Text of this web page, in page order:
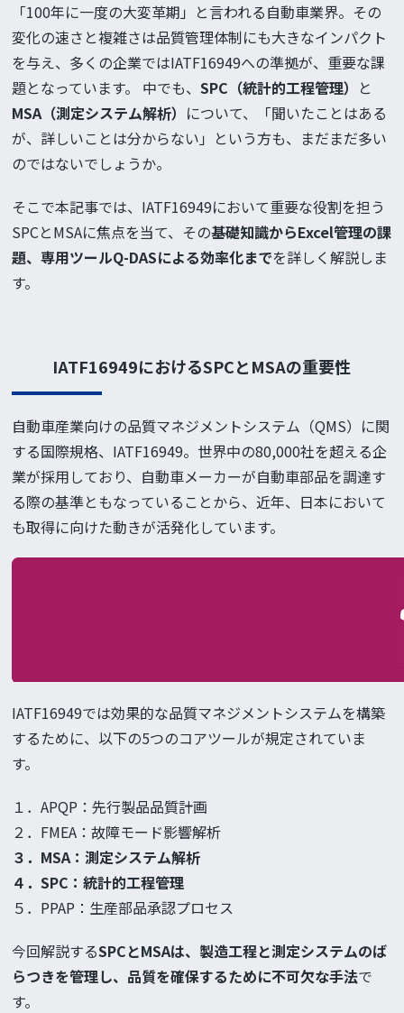
「100年に一度の大変革期」と言われる自動車業界。その
変化の速さと複雑さは品質管理体制にも大きなインパクト
を与え、多くの企業ではIATF16949への準拠が、重要な課
題となっています。 中でも、SPC（統計的工程管理） と
MSA（測定システム解析） について、「聞いたことはある
が、詳しいことは分からない」という方も、まだまだ多い
のではないでしょうか。
そこで本記事では、IATF16949において重要な役割を担う
SPCとMSAに焦点を当て、その基礎知識からExcel管理の課
題、専用ツールQ-DASによる効率化までを詳しく解説しま
す。
IATF16949におけるSPCとMSAの重要性
自動車産業向けの品質マネジメントシステム（QMS）に関
する国際規格、IATF16949。世界中の80,000社を超える企
業が採用しており、自動車メーカーが自動車部品を調達す
る際の基準ともなっていることから、近年、日本において
も取得に向けた動きが活発化しています。
IATF16949では効果的な品質マネジメントシステムを構築
するために、以下の5つのコアツールが規定されていま
す。
１．APQP：先行製品品質計画
２．FMEA：故障モード影響解析
３．MSA：測定システム解析
４．SPC：統計的工程管理
５．PPAP：生産部品承認プロセス
今回解説するSPCとMSAは、製造工程と測定システムのば
らつきを管理し、品質を確保するために不可欠な手法で
す。